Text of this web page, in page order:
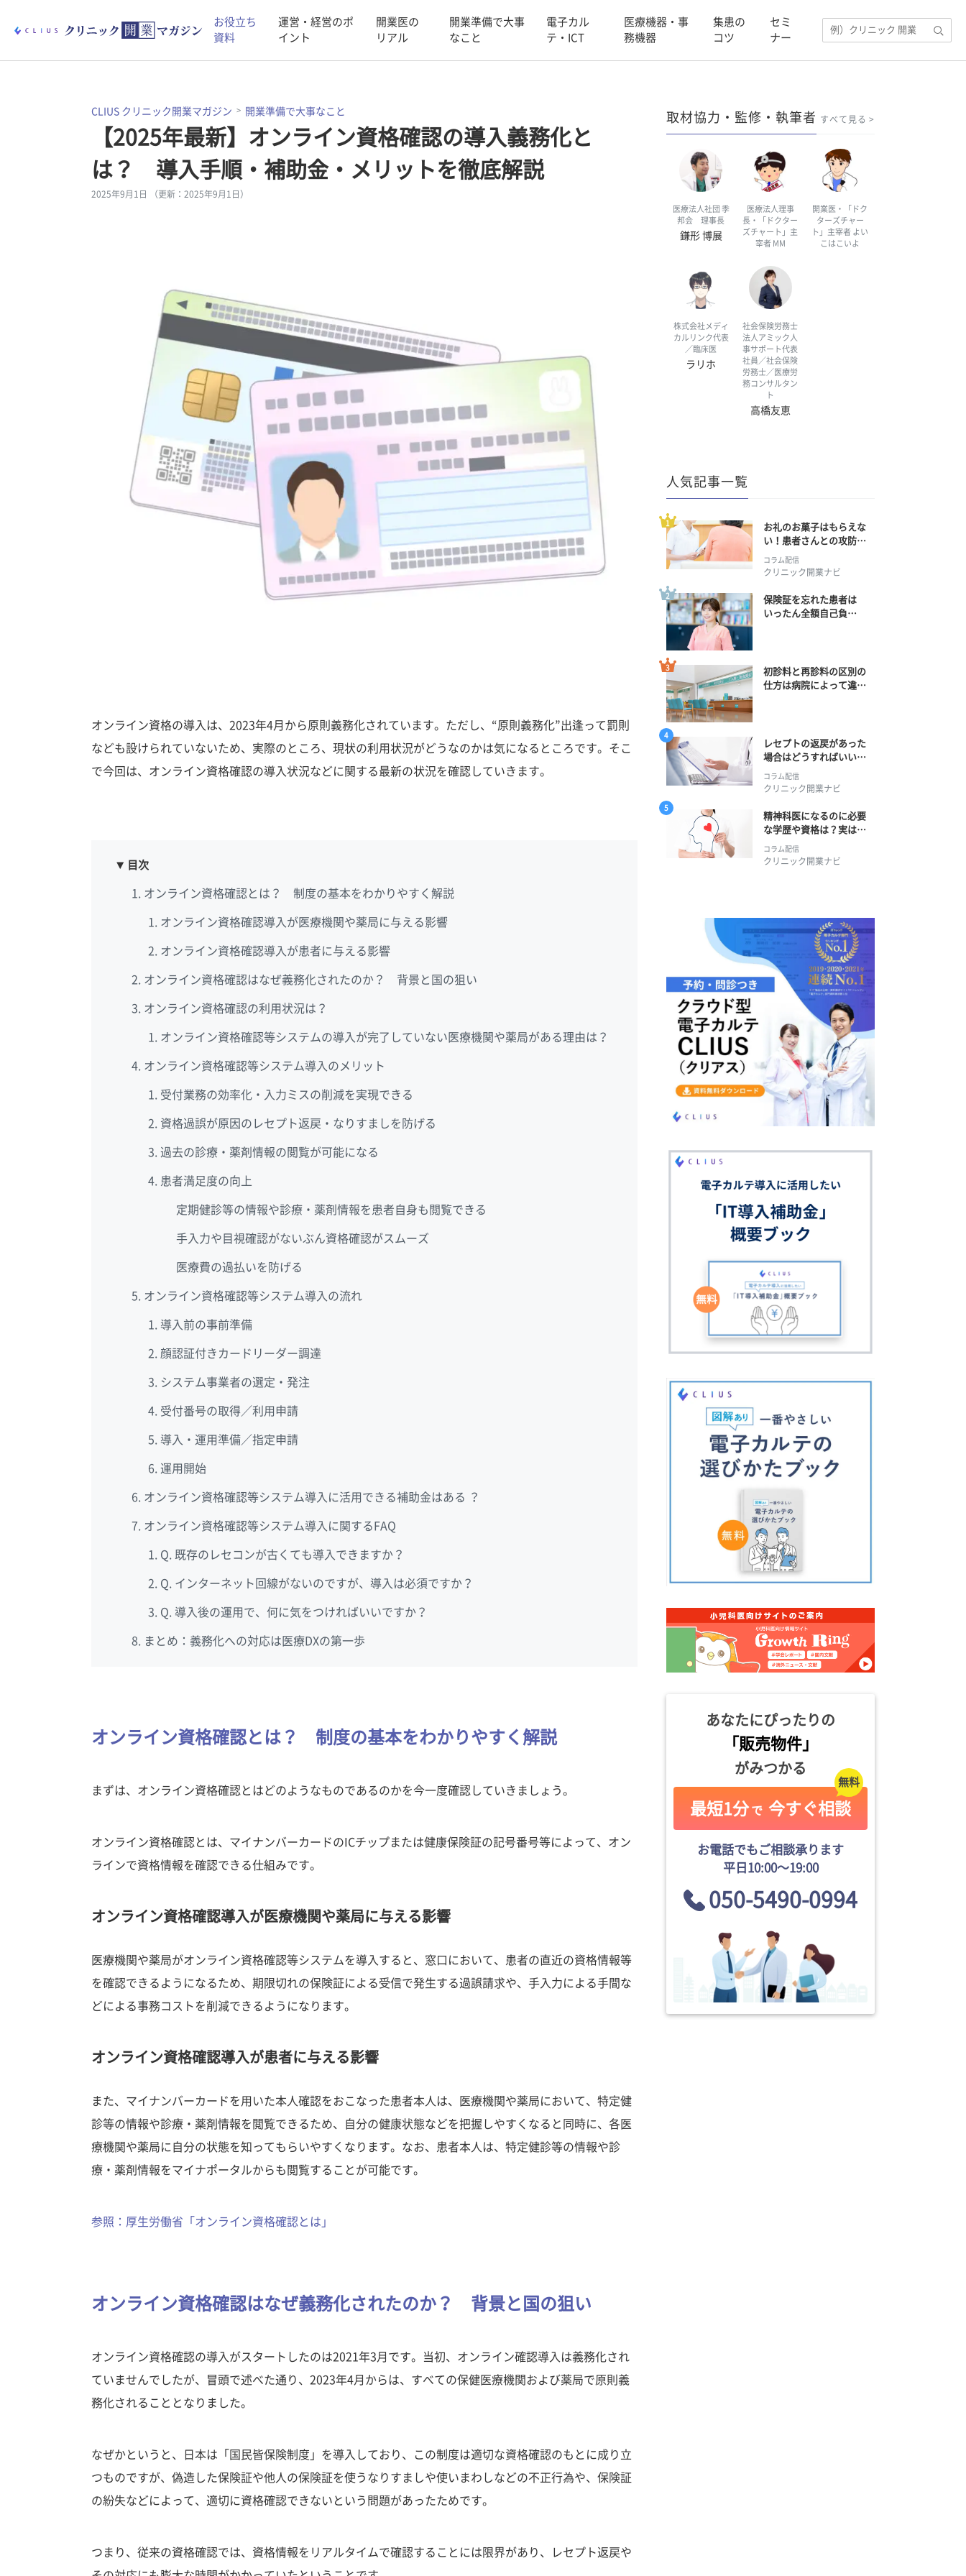
お役立ち
資料
運営・経営のポ
イント
開業医の
リアル
開業準備で大事
なこと
電子カル
テ・ICT
医療機器・事
務機器
集患の
コツ
セミ
ナー
CLIUS クリニック開業マガジン 開業準備で大事なこと
【2025年最新】オンライン資格確認の導入義務化と
は？ 導入手順・補助金・メリットを徹底解説
2025年9月1日 （更新：2025年9月1日）
オンライン資格の導入は、2023年4月から原則義務化されています。ただし、“原則義務化”出逢って罰則
なども設けられていないため、実際のところ、現状の利用状況がどうなのかは気になるところです。そこ
で今回は、オンライン資格確認の導入状況などに関する最新の状況を確認していきます。
目次
オンライン資格確認とは？ 制度の基本をわかりやすく解説
オンライン資格確認導入が医療機関や薬局に与える影響
オンライン資格確認導入が患者に与える影響
オンライン資格確認はなぜ義務化されたのか？ 背景と国の狙い
オンライン資格確認の利用状況は？
オンライン資格確認等システムの導入が完了していない医療機関や薬局がある理由は？
オンライン資格確認等システム導入のメリット
受付業務の効率化・入力ミスの削減を実現できる
資格過誤が原因のレセプト返戻・なりすましを防げる
過去の診療・薬剤情報の閲覧が可能になる
患者満足度の向上
定期健診等の情報や診療・薬剤情報を患者自身も閲覧できる
手入力や目視確認がないぶん資格確認がスムーズ
医療費の過払いを防げる
オンライン資格確認等システム導入の流れ
導入前の事前準備
顔認証付きカードリーダー調達
システム事業者の選定・発注
受付番号の取得／利用申請
導入・運用準備／指定申請
運用開始
オンライン資格確認等システム導入に活用できる補助金はある ？
オンライン資格確認等システム導入に関するFAQ
Q. 既存のレセコンが古くても導入できますか？
Q. インターネット回線がないのですが、導入は必須ですか？
Q. 導入後の運用で、何に気をつければいいですか？
まとめ：義務化への対応は医療DXの第一歩
オンライン資格確認とは？ 制度の基本をわかりやすく解説
まずは、オンライン資格確認とはどのようなものであるのかを今一度確認していきましょう。
オンライン資格確認とは、マイナンバーカードのICチップまたは健康保険証の記号番号等によって、オン
ラインで資格情報を確認できる仕組みです。
オンライン資格確認導入が医療機関や薬局に与える影響
医療機関や薬局がオンライン資格確認等システムを導入すると、窓口において、患者の直近の資格情報等
を確認できるようになるため、期限切れの保険証による受信で発生する過誤請求や、手入力による手間な
どによる事務コストを削減できるようになります。
オンライン資格確認導入が患者に与える影響
また、マイナンバーカードを用いた本人確認をおこなった患者本人は、医療機関や薬局において、特定健
診等の情報や診療・薬剤情報を閲覧できるため、自分の健康状態などを把握しやすくなると同時に、各医
療機関や薬局に自分の状態を知ってもらいやすくなります。なお、患者本人は、特定健診等の情報や診
療・薬剤情報をマイナポータルからも閲覧することが可能です。
参照：厚生労働省「オンライン資格確認とは」
オンライン資格確認はなぜ義務化されたのか？ 背景と国の狙い
オンライン資格確認の導入がスタートしたのは2021年3月です。当初、オンライン確認導入は義務化され
ていませんでしたが、冒頭で述べた通り、2023年4月からは、すべての保健医療機関および薬局で原則義
務化されることとなりました。
なぜかというと、日本は「国民皆保険制度」を導入しており、この制度は適切な資格確認のもとに成り立
つものですが、偽造した保険証や他人の保険証を使うなりすましや使いまわしなどの不正行為や、保険証
の紛失などによって、適切に資格確認できないという問題があったためです。
つまり、従来の資格確認では、資格情報をリアルタイムで確認することには限界があり、レセプト返戻や
取材協力・監修・執筆者 すべて見る
医療法人社団 季
邦会 理事長
鎌形 博展
医療法人理事
長・「ドクター
ズチャート」主
宰者 MM
開業医・「ドク
ターズチャー
ト」主宰者 よい
こはこいよ
株式会社メディ
カルリンク代表
／臨床医
ラリホ
社会保険労務士
法人アミック人
事サポート代表
社員／社会保険
労務士／医療労
務コンサルタン
ト
高橋友恵
人気記事一覧
お礼のお菓子はもらえな
い！患者さんとの攻防の
コラム配信
クリニック開業ナビ
保険証を忘れた患者は
いったん全額自己負
初診料と再診料の区別の
仕方は病院によって違
レセプトの返戻があった
場合はどうすればいい？
そのプロセスとは？
コラム配信
クリニック開業ナビ
精神科医になるのに必要
な学歴や資格は？実は学
士編入学からでも目指せ
る！
コラム配信
クリニック開業ナビ
あなたにぴったりの
「販売物件」
がみつかる
最短1分 で 今すぐ相談
お電話でもご相談承ります
平日10:00〜19:00
050-5490-0994